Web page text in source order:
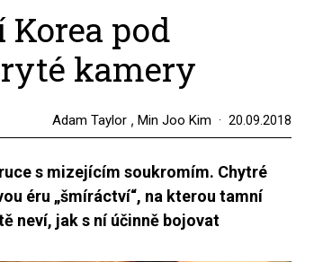
pod
kamery
Adam Taylor, Min Joo Kim 20.09.2018
s mizejícím soukromím. Chytré
éru „šmíráctví“, na kterou tamní
neví, jak s ní účinně bojovat